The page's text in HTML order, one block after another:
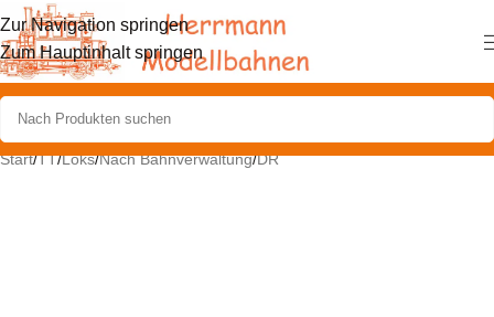
Zur Navigation springen
Zum Hauptinhalt springen
Start/TT/Loks/Nach Bahnverwaltung/DR